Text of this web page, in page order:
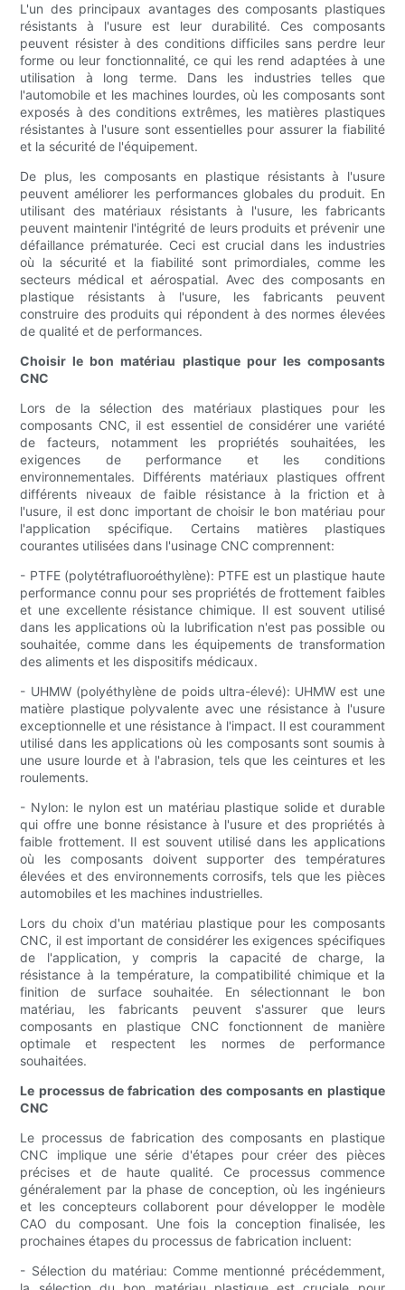
L'un des principaux avantages des composants plastiques
résistants à l'usure est leur durabilité. Ces composants
peuvent résister à des conditions difficiles sans perdre leur
forme ou leur fonctionnalité, ce qui les rend adaptées à une
utilisation à long terme. Dans les industries telles que
l'automobile et les machines lourdes, où les composants sont
exposés à des conditions extrêmes, les matières plastiques
résistantes à l'usure sont essentielles pour assurer la fiabilité
et la sécurité de l'équipement.
De plus, les composants en plastique résistants à l'usure
peuvent améliorer les performances globales du produit. En
utilisant des matériaux résistants à l'usure, les fabricants
peuvent maintenir l'intégrité de leurs produits et prévenir une
défaillance prématurée. Ceci est crucial dans les industries
où la sécurité et la fiabilité sont primordiales, comme les
secteurs médical et aérospatial. Avec des composants en
plastique résistants à l'usure, les fabricants peuvent
construire des produits qui répondent à des normes élevées
de qualité et de performances.
Choisir le bon matériau plastique pour les composants
CNC
Lors de la sélection des matériaux plastiques pour les
composants CNC, il est essentiel de considérer une variété
de facteurs, notamment les propriétés souhaitées, les
exigences de performance et les conditions
environnementales. Différents matériaux plastiques offrent
différents niveaux de faible résistance à la friction et à
l'usure, il est donc important de choisir le bon matériau pour
l'application spécifique. Certains matières plastiques
courantes utilisées dans l'usinage CNC comprennent:
- PTFE (polytétrafluoroéthylène): PTFE est un plastique haute
performance connu pour ses propriétés de frottement faibles
et une excellente résistance chimique. Il est souvent utilisé
dans les applications où la lubrification n'est pas possible ou
souhaitée, comme dans les équipements de transformation
des aliments et les dispositifs médicaux.
- UHMW (polyéthylène de poids ultra-élevé): UHMW est une
matière plastique polyvalente avec une résistance à l'usure
exceptionnelle et une résistance à l'impact. Il est couramment
utilisé dans les applications où les composants sont soumis à
une usure lourde et à l'abrasion, tels que les ceintures et les
roulements.
- Nylon: le nylon est un matériau plastique solide et durable
qui offre une bonne résistance à l'usure et des propriétés à
faible frottement. Il est souvent utilisé dans les applications
où les composants doivent supporter des températures
élevées et des environnements corrosifs, tels que les pièces
automobiles et les machines industrielles.
Lors du choix d'un matériau plastique pour les composants
CNC, il est important de considérer les exigences spécifiques
de l'application, y compris la capacité de charge, la
résistance à la température, la compatibilité chimique et la
finition de surface souhaitée. En sélectionnant le bon
matériau, les fabricants peuvent s'assurer que leurs
composants en plastique CNC fonctionnent de manière
optimale et respectent les normes de performance
souhaitées.
Le processus de fabrication des composants en plastique
CNC
Le processus de fabrication des composants en plastique
CNC implique une série d'étapes pour créer des pièces
précises et de haute qualité. Ce processus commence
généralement par la phase de conception, où les ingénieurs
et les concepteurs collaborent pour développer le modèle
CAO du composant. Une fois la conception finalisée, les
prochaines étapes du processus de fabrication incluent:
- Sélection du matériau: Comme mentionné précédemment,